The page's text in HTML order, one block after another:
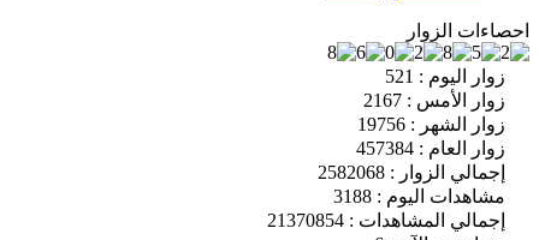
احصاءات الزوار
زوار اليوم : 521
زوار الأمس : 2167
زوار الشهر : 19756
زوار العام : 457384
إجمالي الزوار : 2582068
مشاهدات اليوم : 3188
إجمالي المشاهدات : 21370854